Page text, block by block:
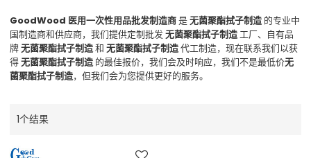
GoodWood 医用一次性用品批发制造商是无菌聚酯拭子制造的专业中
国制造商和供应商，我们提供定制批发无菌聚酯拭子制造工厂、自有品
牌无菌聚酯拭子制造和无菌聚酯拭子制造代工制造，现在联系我们以获
得无菌聚酯拭子制造的最佳报价，我们会及时响应，我们不是最低价无
菌聚酯拭子制造，但我们会为您提供更好的服务。
1个结果